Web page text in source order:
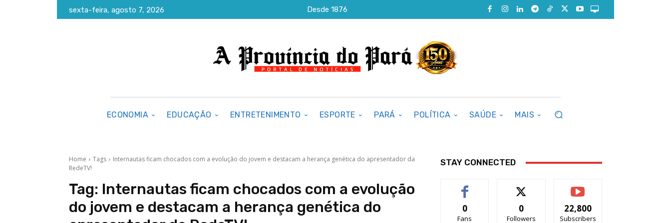
sexta-feira, agosto 7, 2026 Desde 1876
ECONOMIA EDUCAÇÃO ENTRETENIMENTO ESPORTE PARÁ POLÍTICA SAÚDE MAIS
Home Tags
Internautas ficam chocados com a evolução do jovem e destacam a herança genética do apresentador da
RedeTV!
Tag: Internautas ficam chocados com a evolução
do jovem e destacam a herança genética do
STAY CONNECTED
0
Fans
0
Followers
22,800
Subscribers